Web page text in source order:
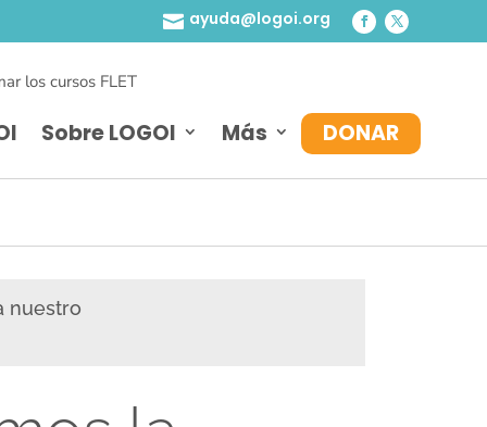
 ayuda@logoi.org
los cursos FLET
Sobre LOGOI Más DONAR
nuestro